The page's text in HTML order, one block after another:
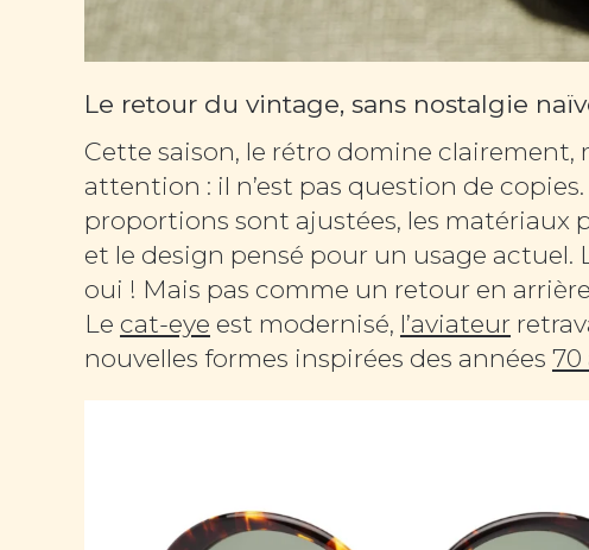
Le retour du vintage, sans nostalgie
Cette saison, le rétro domine clairement,
attention : il n’est pas question de copies.
proportions sont ajustées, les matériaux
et le design pensé pour un usage actuel.
oui ! Mais pas comme un retour en
Le cat-eye est modernisé, l’aviateur
nouvelles formes inspirées des années 70